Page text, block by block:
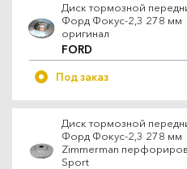
Диск тормозной
Форд Фокус-2,3 278 мм
оригинал
FORD
Под заказ
Диск тормозной
Форд Фокус-2,3 278 мм
Zimmerman
Sport